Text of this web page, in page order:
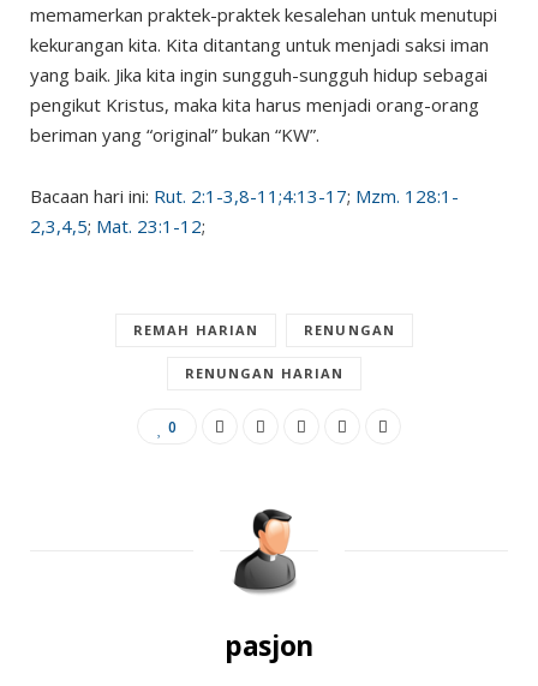
memamerkan praktek-praktek kesalehan untuk menutupi
kekurangan kita. Kita ditantang untuk menjadi saksi iman
yang baik. Jika kita ingin sungguh-sungguh hidup sebagai
pengikut Kristus, maka kita harus menjadi orang-orang
beriman yang “original” bukan “KW”.
Bacaan hari ini: Rut. 2:1-3,8-11;4:13-17; Mzm. 128:1-
2,3,4,5; Mat. 23:1-12;
REMAH HARIAN RENUNGAN
RENUNGAN HARIAN
0
pasjon